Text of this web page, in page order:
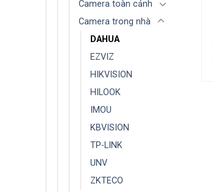
Camera toàn cảnh
Camera trong nhà
DAHUA
EZVIZ
HIKVISION
HILOOK
IMOU
KBVISION
TP-LINK
UNV
ZKTECO